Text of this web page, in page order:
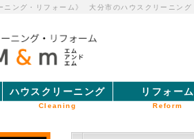
ング・リフォーム》 大分市のハウスクリーニン
ハウスクリーニング
Cleaning
リフォーム
Reform